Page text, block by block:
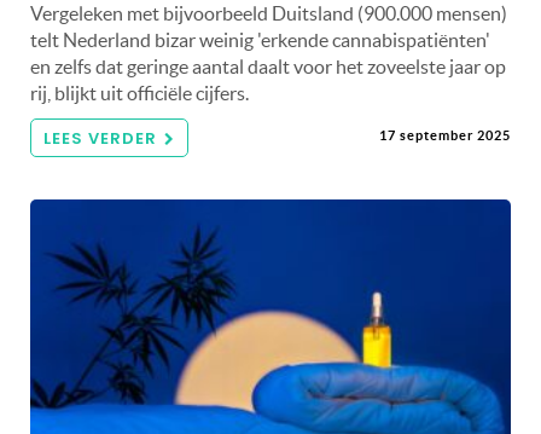
Vergeleken met bijvoorbeeld Duitsland (900.000 mensen)
telt Nederland bizar weinig 'erkende cannabispatiënten'
en zelfs dat geringe aantal daalt voor het zoveelste jaar op
rij, blijkt uit officiële cijfers.
LEES VERDER 17 september 2025